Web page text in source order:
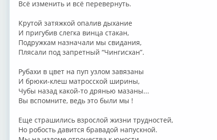
Всё изменить и всё перевернуть.
Крутой затяжкой опалив дыхание
И пригубив слегка винца стакан,
Подружкам назначали мы свидания,
Плясали под запретный “Чингисхан”.
Рубахи в цвет на пуп узлом завязаны
И брюки-клеш матросской ширины,
Чубы назад какой-то дрянью мазаны...
Вы вспомните, ведь это были мы !
Еще страшились взрослой жизни трудностей,
Но робость давится бравадой напускной.